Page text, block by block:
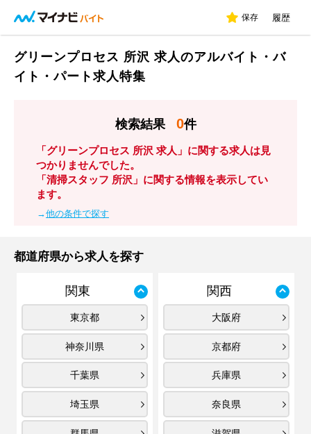
保存 履歴
グリーンプロセス 所沢 求人のアルバイト・バ
イト・パート求人特集
検索結果 0件
「グリーンプロセス 所沢 求人」に関する求人は見
つかりませんでした。
「清掃スタッフ 所沢」に関する情報を表示してい
ます。
→他の条件で探す
都道府県から求人を探す
関東
東京都
神奈川県
千葉県
埼玉県
関西
大阪府
京都府
兵庫県
奈良県